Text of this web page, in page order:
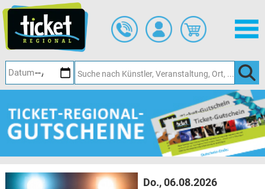
Hauptinhalt
springen
Do., 06.08.2026